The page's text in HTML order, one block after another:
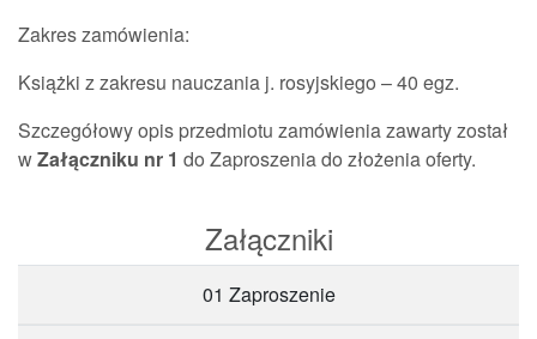
Zakres zamówienia:
Książki z zakresu nauczania j. rosyjskiego – 40 egz.
Szczegółowy opis przedmiotu zamówienia zawarty został
wZałączniku nr 1 do Zaproszenia do złożenia oferty.
Załączniki
01 Zaproszenie